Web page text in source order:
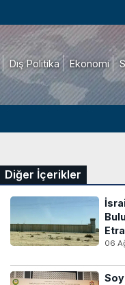
Dış Politika Ekonomi
Diğer İçerikler
06